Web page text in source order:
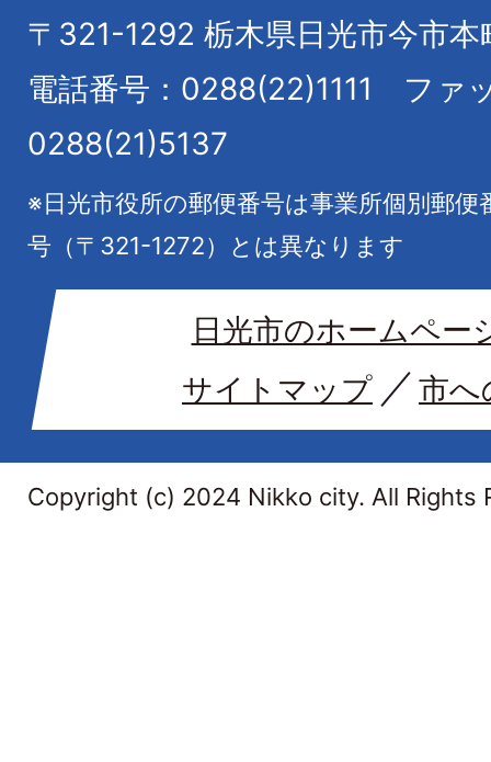
〒321-1292 栃木県日光市今市本
電話番号：0288(22)1111
ファ
0288(21)5137
※日光市役所の郵便番号は事業所個別郵
号（〒321-1272）とは異なります
日光市のホームペー
サイトマップ
市へ
Copyright (c) 2024 Nikko city. All Rights